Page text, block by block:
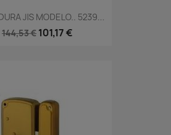
JIS MODELO.. 5239...
144,53 € 101,17 €